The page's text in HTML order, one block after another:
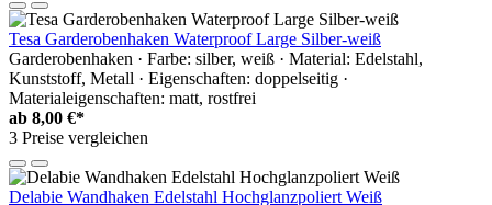
Tesa Garderobenhaken Waterproof Large Silber-weiß
Garderobenhaken · Farbe: silber, weiß · Material: Edelstahl,
Kunststoff, Metall · Eigenschaften: doppelseitig ·
Materialeigenschaften: matt, rostfrei
ab 8,00 €*
3 Preise vergleichen
Delabie Wandhaken Edelstahl Hochglanzpoliert Weiß